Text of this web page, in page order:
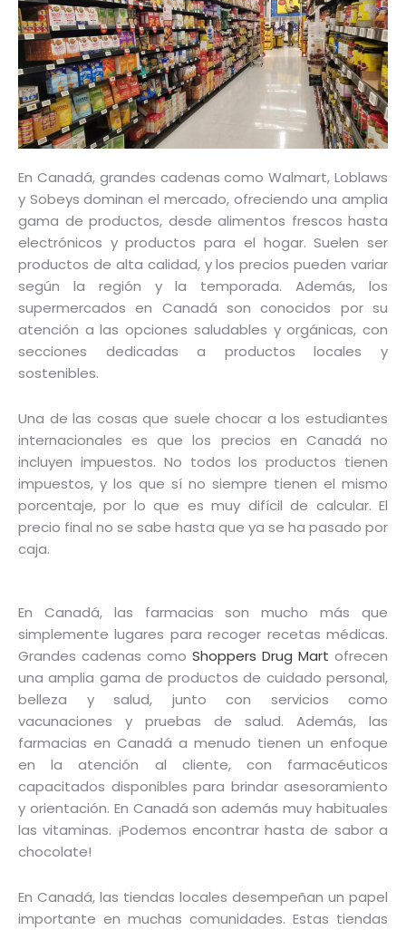
En Canadá, grandes cadenas como Walmart, Loblaws
y Sobeys dominan el mercado, ofreciendo una amplia
gama de productos, desde alimentos frescos hasta
electrónicos y productos para el hogar. Suelen ser
productos de alta calidad, y los precios pueden variar
según la región y la temporada. Además, los
supermercados en Canadá son conocidos por su
atención a las opciones saludables y orgánicas, con
secciones dedicadas a productos locales y
sostenibles.
Una de las cosas que suele chocar a los estudiantes
internacionales es que los precios en Canadá no
incluyen impuestos. No todos los productos tienen
impuestos, y los que sí no siempre tienen el mismo
porcentaje, por lo que es muy difícil de calcular. El
precio final no se sabe hasta que ya se ha pasado por
caja.
En Canadá, las farmacias son mucho más que
simplemente lugares para recoger recetas médicas.
Grandes cadenas como Shoppers Drug Mart ofrecen
una amplia gama de productos de cuidado personal,
belleza y salud, junto con servicios como
vacunaciones y pruebas de salud. Además, las
farmacias en Canadá a menudo tienen un enfoque
en la atención al cliente, con farmacéuticos
capacitados disponibles para brindar asesoramiento
y orientación. En Canadá son además muy habituales
las vitaminas. ¡Podemos encontrar hasta de sabor a
chocolate!
En Canadá, las tiendas locales desempeñan un papel
importante en muchas comunidades. Estas tiendas